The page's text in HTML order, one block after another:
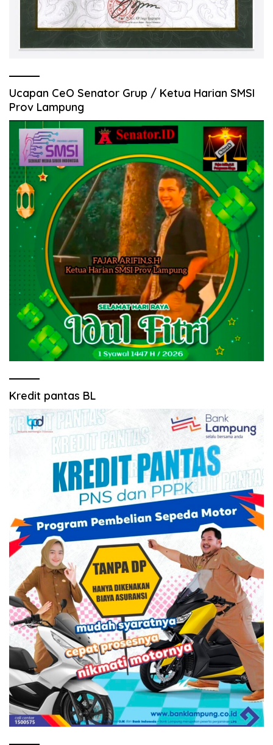
Ucapan CeO Senator Grup / Ketua Harian SMSI
Prov Lampung
Kredit pantas BL